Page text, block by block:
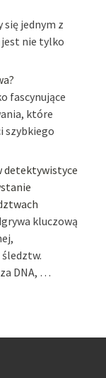
się jednym z
jest nie tylko
fascynujące
które
szybkiego
detektywistyce
kluczową
DNA, …